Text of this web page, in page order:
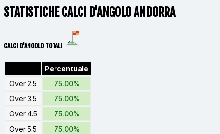
STATISTICHE CALCI D'ANGOLO ANDORRA
CALCI D'ANGOLO TOTALI
Percentuale
Over 2.5
75.00%
Over 3.5
75.00%
Over 4.5
75.00%
Over 5.5
75.00%